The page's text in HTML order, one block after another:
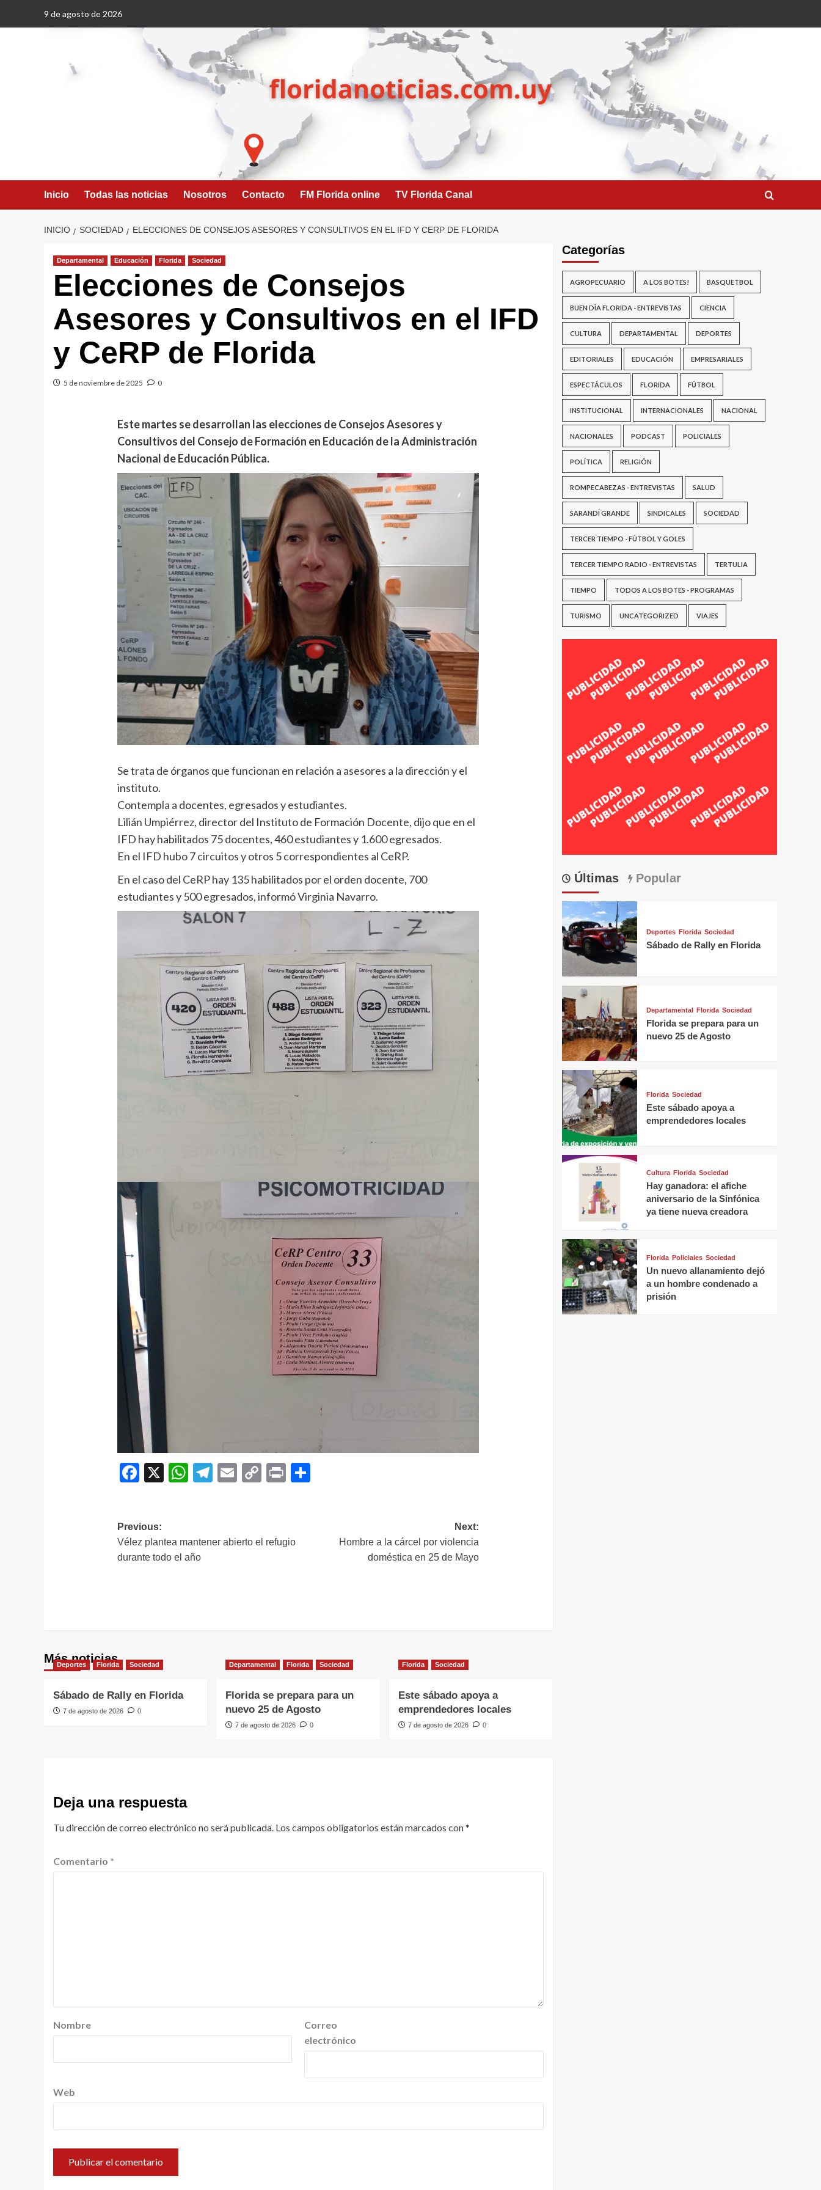
9 de agosto de 2026
Inicio Todas las noticias Nosotros Contacto FM Florida online TV Florida Canal
INICIO SOCIEDAD ELECCIONES DE CONSEJOS ASESORES Y CONSULTIVOS EN EL IFD Y CERP DE FLORIDA
Departamental Educación Florida Sociedad
Elecciones de Consejos
Asesores y Consultivos en el IFD
y CeRP de Florida
5 de noviembre de 2025 0
Este martes sedesarrollan las elecciones de Consejos Asesores y
Consultivos del Consejo de Formación en Educación de la Administración
Nacional de Educación Pública.
Se trata de órganos que funcionan en relación a asesores a la dirección y el
instituto.
Contempla a docentes, egresados y estudiantes.
Lilián Umpiérrez, director del Instituto de Formación Docente, dijo que en el
IFD hay habilitados 75 docentes, 460 estudiantes y 1.600 egresados.
En el IFD hubo 7 circuitos y otros 5 correspondientes al CeRP.
En el caso del CeRP hay 135 habilitados por el orden docente, 700
estudiantes y 500 egresados, informó Virginia Navarro.
Facebook
X WhatsApp
Telegram
EmailCopyPrint
Navegación
de
Previous:
Vélez plantea mantener abierto el refugio
durante todo el año
Next:
Hombre a la cárcel por violencia
doméstica en 25 de Mayo
Más noticias
Deportes Florida Sociedad
Sábado de Rally en Florida
7 de agosto de 2026 0
Departamental Florida Sociedad
Florida se prepara para un
nuevo 25 de Agosto
7 de agosto de 2026 0
Florida Sociedad
Este sábado apoya a
emprendedores locales
7 de agosto de 2026 0
Deja una respuesta
Tu dirección de correo electrónico no será publicada. Los campos obligatorios están marcados con*
Comentario *
Nombre
Correo
electrónico
Web
Categorías
AGROPECUARIO A LOS BOTES! BASQUETBOL
BUEN DÍA FLORIDA - ENTREVISTAS CIENCIA
CULTURA DEPARTAMENTAL DEPORTES
EDITORIALES EDUCACIÓN EMPRESARIALES
ESPECTÁCULOS FLORIDA FÚTBOL
INSTITUCIONAL INTERNACIONALES NACIONAL
NACIONALES PODCAST POLICIALES
POLÍTICA RELIGIÓN
ROMPECABEZAS - ENTREVISTAS SALUD
SARANDÍ GRANDE SINDICALES SOCIEDAD
TERCER TIEMPO - FÚTBOL Y GOLES
TERCER TIEMPO RADIO - ENTREVISTAS TERTULIA
TIEMPO TODOS A LOS BOTES - PROGRAMAS
TURISMO UNCATEGORIZED VIAJES
Últimas Popular
Deportes Florida Sociedad
Sábado de Rally en Florida
Departamental Florida Sociedad
Florida se prepara para un
nuevo 25 de Agosto
Florida Sociedad
Este sábado apoya a
emprendedores locales
Cultura Florida Sociedad
Hay ganadora: el afiche
aniversario de la Sinfónica
ya tiene nueva creadora
Florida Policiales Sociedad
Un nuevo allanamiento dejó
a un hombre condenado a
prisión